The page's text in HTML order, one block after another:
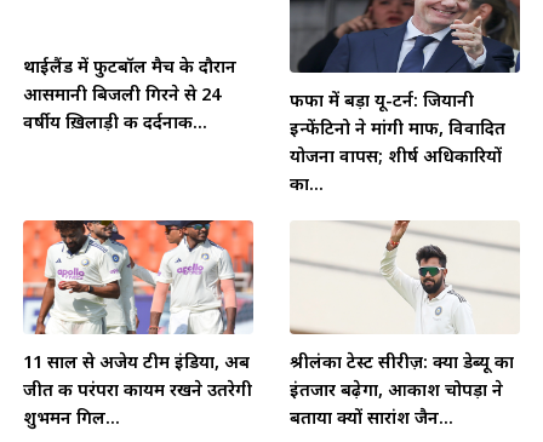
थाईलैंड में फुटबॉल मैच के दौरान
आसमानी बिजली गिरने से 24
वर्षीय ख़िलाड़ी की दर्दनाक...
फीफा में बड़ा यू-टर्न: जियानी
इन्फेंटिनो ने मांगी माफी, विवादित
योजना वापस; शीर्ष अधिकारियों
का...
11 साल से अजेय टीम इंडिया, अब
जीत की परंपरा कायम रखने उतरेगी
शुभमन गिल...
श्रीलंका टेस्ट सीरीज़: क्या डेब्यू का
इंतजार बढ़ेगा, आकाश चोपड़ा ने
बताया क्यों सारांश जैन...